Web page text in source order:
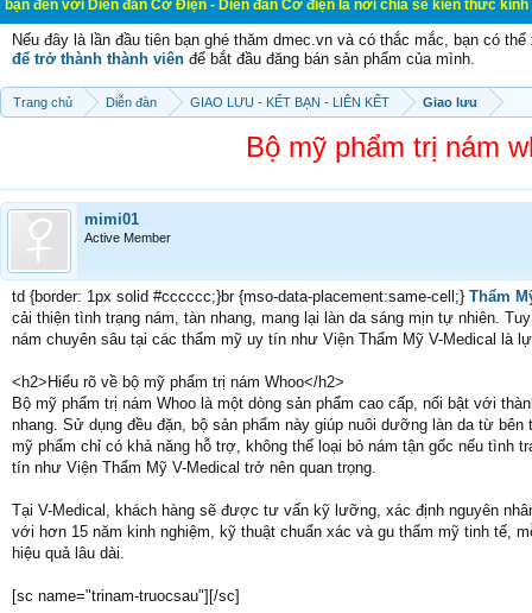
Diễn đàn Cơ Điện - Diễn đàn Cơ điện là nơi chia sẽ kiến thức kinh
Nếu đây là lần đầu tiên bạn ghé thăm dmec.vn và có thắc mắc, bạn có
để trở thành thành viên để bắt đầu đăng bán sản phẩm của mình.
Trang chủ Diễn đàn GIAO LƯU - KẾT BẠN - LIÊN KẾT Giao lưu
Bộ mỹ phẩm trị nám
mimi01
Active Member
td {border: 1px solid #cccccc;}br {mso-data-placement:same-cell;} Thẩm
cải thiện tình trạng nám, tàn nhang, mang lại làn da sáng mịn tự nhiên.
nám chuyên sâu tại các thẩm mỹ uy tín như Viện Thẩm Mỹ V-Medical là
<h2>Hiểu rõ về bộ mỹ phẩm trị nám Whoo</h2>
Bộ mỹ phẩm trị nám Whoo là một dòng sản phẩm cao cấp, nổi bật với
nhang. Sử dụng đều đặn, bộ sản phẩm này giúp nuôi dưỡng làn da từ
mỹ phẩm chỉ có khả năng hỗ trợ, không thể loại bỏ nám tận gốc nếu tình
tín như Viện Thẩm Mỹ V-Medical trở nên quan trọng.
Tại V-Medical, khách hàng sẽ được tư vấn kỹ lưỡng, xác định nguyên
với hơn 15 năm kinh nghiệm, kỹ thuật chuẩn xác và gu thẩm mỹ tinh tế,
hiệu quả lâu dài.
[sc name="trinam-truocsau"][/sc]